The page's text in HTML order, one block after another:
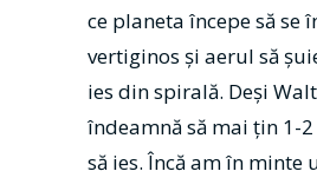
ce planeta începe să se
vertiginos şi aerul să
ies din spirală. Deşi
îndeamnă să mai ţin 1-
să ies. Încă am în minte